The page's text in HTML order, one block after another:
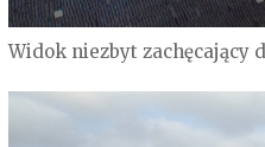
Widok niezbyt zachęcający